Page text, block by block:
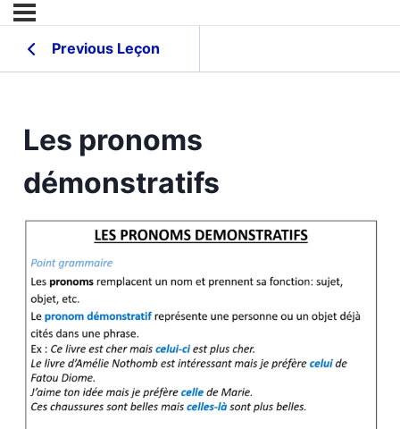
Previous Leçon
Les pronoms
démonstratifs